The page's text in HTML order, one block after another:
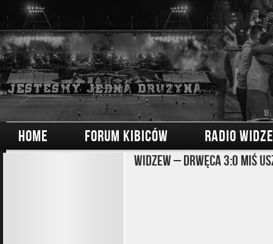
HOME FORUM KIBICÓW RADIO
Widzew – Drwęca 3:0 Miś